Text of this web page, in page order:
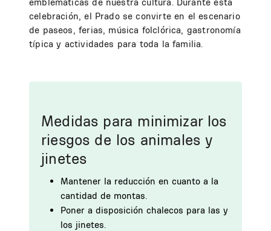
celebración, el Prado se convirte en el escenario
de paseos, ferias, música folclórica, gastronomía
típica y actividades para toda la familia.
Medidas para minimizar los
riesgos de los animales y
jinetes
Mantener la reducción en cuanto a la
cantidad de montas.
Poner a disposición chalecos para las y
los jinetes.